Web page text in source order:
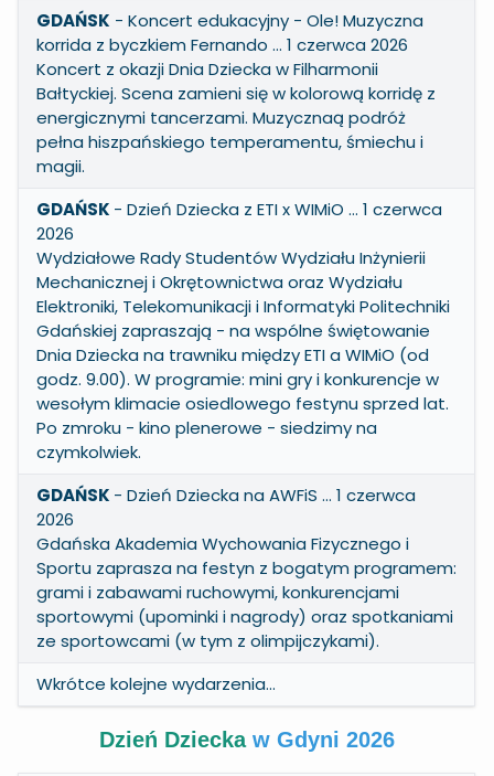
GDAŃSK - Koncert edukacyjny - Ole! Muzyczna
korrida z byczkiem Fernando … 1 czerwca 2026
Koncert z okazji Dnia Dziecka w Filharmonii
Bałtyckiej. Scena zamieni się w kolorową korridę z
energicznymi tancerzami. Muzycznaą podróż
pełna hiszpańskiego temperamentu, śmiechu i
magii.
GDAŃSK - Dzień Dziecka z ETI x WIMiO … 1 czerwca
2026
Wydziałowe Rady Studentów Wydziału Inżynierii
Mechanicznej i Okrętownictwa oraz Wydziału
Elektroniki, Telekomunikacji i Informatyki Politechniki
Gdańskiej zapraszają - na wspólne świętowanie
Dnia Dziecka na trawniku między ETI a WIMiO (od
godz. 9.00). W programie: mini gry i konkurencje w
wesołym klimacie osiedlowego festynu sprzed lat.
Po zmroku - kino plenerowe - siedzimy na
czymkolwiek.
GDAŃSK - Dzień Dziecka na AWFiS … 1 czerwca
2026
Gdańska Akademia Wychowania Fizycznego i
Sportu zaprasza na festyn z bogatym programem:
grami i zabawami ruchowymi, konkurencjami
sportowymi (upominki i nagrody) oraz spotkaniami
ze sportowcami (w tym z olimpijczykami).
Wkrótce kolejne wydarzenia...
Dzień Dziecka w Gdyni 2026